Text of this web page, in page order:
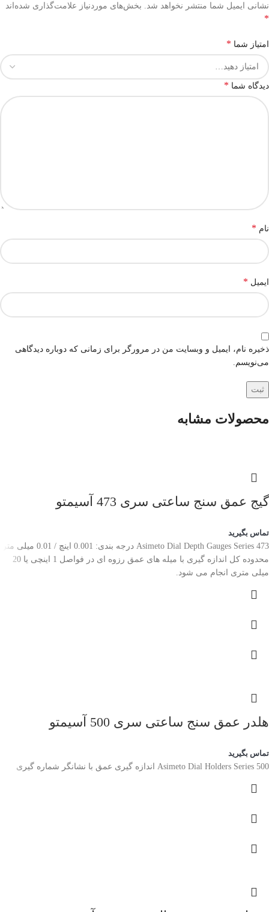
نشانی ایمیل شما منتشر نخواهد شد. بخش‌های موردنیاز علامت‌گذاری شده‌اند
*
امتیاز شما *
دیدگاه شما *
نام *
ایمیل *
ذخیره نام، ایمیل و وبسایت من در مرورگر برای زمانی که دوباره دیدگاهی
می‌نویسم.
محصولات مشابه
گیج عمق سنج ساعتی سری 473 آسیمتو
تماس بگیرید
Asimeto Dial Depth Gauges Series 473 درجه بندی: 0.001 اینچ / 0.01 میلی متر
محدوده کل اندازه گیری با میله های عمق رزوه ای در فواصل 1 اینچی یا 20
میلی متری انجام می شود.
هلدر عمق سنج ساعتی سری 500 آسیمتو
تماس بگیرید
Asimeto Dial Holders Series 500 اندازه گیری عمق با نشانگر شماره گیری